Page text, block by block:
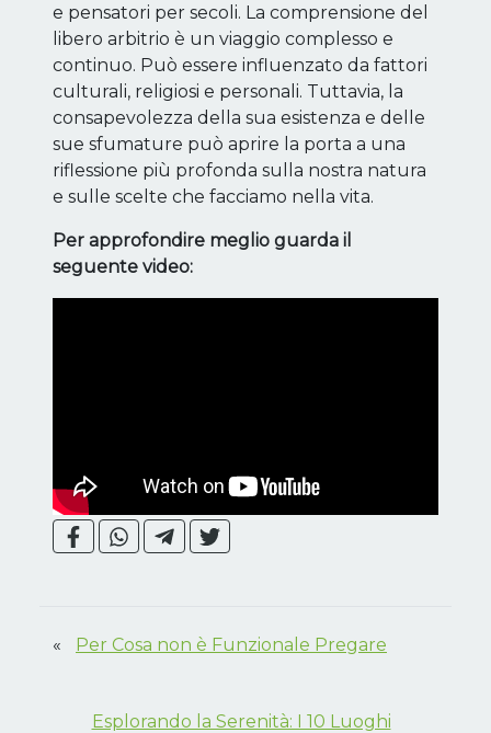
e pensatori per secoli. La comprensione del
libero arbitrio è un viaggio complesso e
continuo. Può essere influenzato da fattori
culturali, religiosi e personali. Tuttavia, la
consapevolezza della sua esistenza e delle
sue sfumature può aprire la porta a una
riflessione più profonda sulla nostra natura
e sulle scelte che facciamo nella vita.
Per approfondire meglio guarda il
seguente video:
« Per Cosa non è Funzionale Pregare
Esplorando la Serenità: I 10 Luoghi